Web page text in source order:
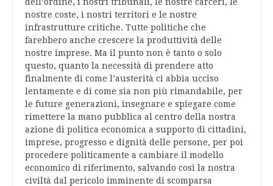
nostre coste, i nostri territori e le nostre
infrastrutture critiche. Tutte politiche che
farebbero anche crescere la produttività delle
nostre imprese. Ma il punto non è tanto o solo
questo, quanto la necessità di prendere atto
finalmente di come l’austerità ci abbia ucciso
lentamente e di come sia non più rimandabile, per
le future generazioni, insegnare e spiegare come
rimettere la mano pubblica al centro della nostra
azione di politica economica a supporto di cittadini,
imprese, progresso e dignità delle persone, per poi
procedere politicamente a cambiare il modello
economico di riferimento, salvando così la nostra
civiltà dal pericolo imminente di scomparsa